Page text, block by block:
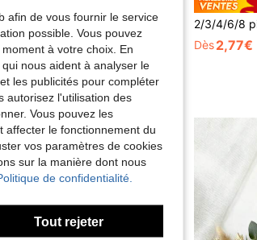
#2 BEST-SELLERS
Dès 1,38€
Dès2,77€
afin de vous fournir le service
possible. Vous pouvez
à votre choix. En
nous aident à analyser le
les publicités pour compléter
autorisez l'utilisation des
Vous pouvez les
affecter le fonctionnement du
vos paramètres de cookies
sur la manière dont nous
de confidentialité.
Tout rejeter